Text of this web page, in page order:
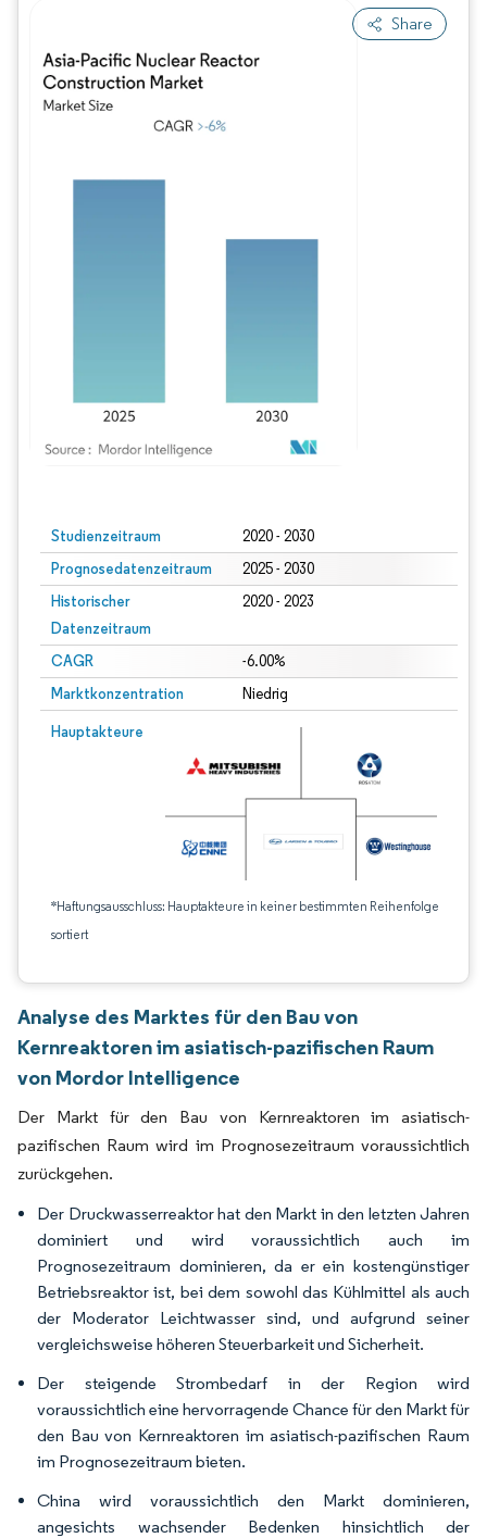
Share
Studienzeitraum 2020 - 2030
Prognosedatenzeitraum 2025 - 2030
Historischer
Datenzeitraum
2020 - 2023
CAGR -6.00%
Marktkonzentration Niedrig
Hauptakteure
*Haftungsausschluss: Hauptakteure in keiner bestimmten Reihenfolge
sortiert
Analyse des Marktes für den Bau von
Kernreaktoren im asiatisch-pazifischen Raum
von Mordor Intelligence
Der Markt für den Bau von Kernreaktoren im asiatisch-
pazifischen Raum wird im Prognosezeitraum voraussichtlich
zurückgehen.
Der Druckwasserreaktor hat den Markt in den letzten Jahren
dominiert und wird voraussichtlich auch im
Prognosezeitraum dominieren, da er ein kostengünstiger
Betriebsreaktor ist, bei dem sowohl das Kühlmittel als auch
der Moderator Leichtwasser sind, und aufgrund seiner
vergleichsweise höheren Steuerbarkeit und Sicherheit.
Der steigende Strombedarf in der Region wird
voraussichtlich eine hervorragende Chance für den Markt für
den Bau von Kernreaktoren im asiatisch-pazifischen Raum
im Prognosezeitraum bieten.
China wird voraussichtlich den Markt dominieren,
angesichts wachsender Bedenken hinsichtlich der